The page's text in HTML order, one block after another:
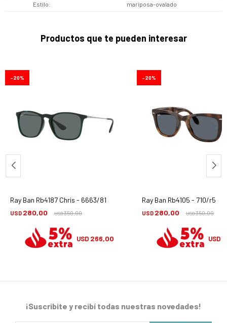
Estilo mariposa-ovalado
Productos que te pueden interesar
Ray Ban Rb4187 Chris - 6663/81
USD 280,00 USD350,00
20
USD 266,00
Ray Ban Rb4105 - 710/r5
USD 280,00 USD350,00
20
USD
¡Suscribite y recibí todas nuestras novedades!